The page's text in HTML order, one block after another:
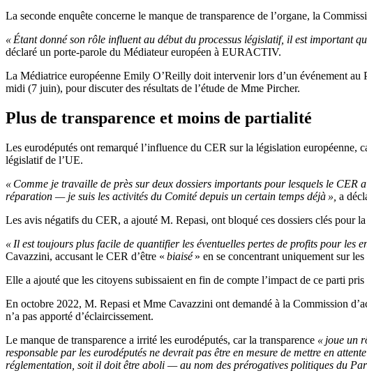
La seconde enquête concerne le manque de transparence de l’organe, la
« Étant donné son rôle influent au début du processus législatif, il est important
déclaré un porte-parole du Médiateur européen à EURACTIV.
La Médiatrice européenne Emily O’Reilly doit intervenir lors d’un événement
midi (7 juin), pour discuter des résultats de l’étude de Mme Pircher.
Plus de transparence et moins de partialité
Les eurodéputés ont remarqué l’influence du CER sur la législation européenne,
législatif de l’UE.
« Comme je travaille de près sur deux dossiers importants pour lesquels le
réparation — je suis les activités du Comité depuis un certain temps déjà », a
Les avis négatifs du CER, a ajouté M. Repasi, ont bloqué ces dossiers clés pour
« Il est toujours plus facile de quantifier les éventuelles pertes de profits pour les
Cavazzini, accusant le CER d’être « biaisé» en se concentrant uniquement sur
Elle a ajouté que les citoyens subissaient en fin de compte l’impact de ce parti
En octobre 2022, M. Repasi et Mme Cavazzini ont demandé à la Commission
n’a pas apporté d’éclaircissement.
Le manque de transparence a irrité les eurodéputés, car la transparence « joue un
responsable par les eurodéputés ne devrait pas être en mesure de mettre en
réglementation, soit il doit être aboli — au nom des prérogatives politiques du